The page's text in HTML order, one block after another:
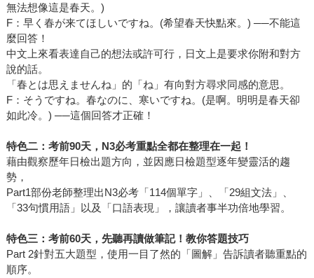
無法想像這是春天。)
F：早く春が来てほしいですね。(希望春天快點來。) ──不能這
麼回答！
中文上來看表達自己的想法或許可行，日文上是要求你附和對方
說的話。
「春とは思えませんね」的「ね」有向對方尋求同感的意思。
F：そうですね。春なのに、寒いですね。(是啊。明明是春天卻
如此冷。) ──這個回答才正確！
特色二：考前90天， N3必考重點全都在整理在一起！
藉由觀察歷年日檢出題方向，並因應日檢題型逐年變靈活的趨
勢，
Part1部份老師整理出N3必考「114個單字」、「29組文法」、
「33句慣用語」以及「口語表現」，讓讀者事半功倍地學習。
特色三：考前60天，先聽再讀做筆記！教你答題技巧
Part 2針對五大題型，使用一目了然的「圖解」告訴讀者聽重點的
順序。